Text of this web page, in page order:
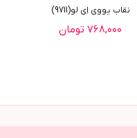
نقاب یووی اِی لو(9711)
۷۶۸,۰۰۰ تومان